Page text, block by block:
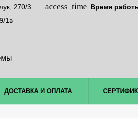
270/3
1в
Время
ДОСТАВКА И ОПЛАТА